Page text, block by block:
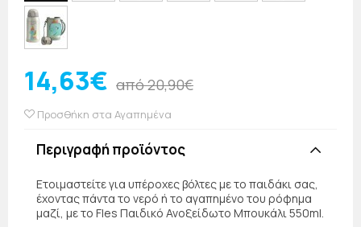
14,63€ από 20,90€
Προσθήκη στα Αγαπημένα
Περιγραφή προϊόντος
Ετοιμαστείτε για υπέροχες βόλτες με το παιδάκι σας,
έχοντας πάντα το νερό ή το αγαπημένο του ρόφημα
μαζί, με το Fles Παιδικό Ανοξείδωτο Μπουκάλι 550ml.